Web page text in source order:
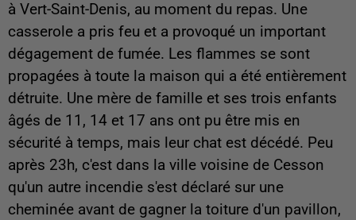
à Vert-Saint-Denis, au moment du repas. Une
casserole a pris feu et a provoqué un important
dégagement de fumée. Les flammes se sont
propagées à toute la maison qui a été entièrement
détruite. Une mère de famille et ses trois enfants
âgés de 11, 14 et 17 ans ont pu être mis en
sécurité à temps, mais leur chat est décédé. Peu
après 23h, c'est dans la ville voisine de Cesson
qu'un autre incendie s'est déclaré sur une
cheminée avant de gagner la toiture d'un pavillon,